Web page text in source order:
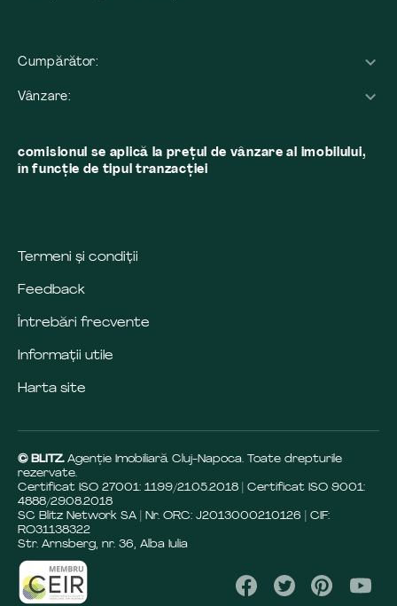
Cumpărător:
Vânzare:
comisionul se aplică la preţul de vânzare al imobilului,
în funcţie de tipul tranzacţiei
Termeni și condiții
Feedback
Întrebări frecvente
Informații utile
Harta site
© BLITZ. Agenție Imobiliară Cluj-Napoca. Toate drepturile
rezervate.
Certificat ISO 27001: 1199/21.05.2018 | Certificat ISO 9001:
4888/29.08.2018
SC Blitz Network SA | Nr. ORC: J2013000210126 | CIF:
RO31138322
Str. Arnsberg, nr. 36, Alba Iulia